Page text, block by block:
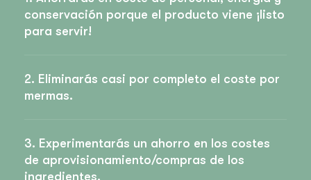
conservación porque el producto viene ¡listo
para servir!
2. Eliminarás casi por completo el coste por
mermas.
3. Experimentarás un ahorro en los costes
de aprovisionamiento/compras de los
ingredientes.